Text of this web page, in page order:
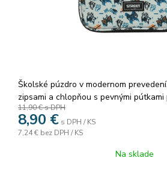
Školské púzdro v modernom
zipsami a chlopňou s pevnými
Pod chlopňou je miesto pre volné
iných drobností. Vhodné pre školákov
študentov. Puzdro je ľahko
11,90 €s DPH
8,90 € s DPH / KS
7,24 € bez DPH / KS
Na sklade